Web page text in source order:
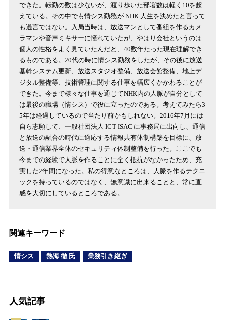
できた。転勤の数は少ないが、渡り歩いた部署数は軽く10を超
えている。その中でも情シス勤務が NHK 人生を決めたと言って
も過言ではない。入局当時は、放送マンとして番組を作るカメ
ラマンや音声ミキサーに憧れていたが、やはり会社というのは
個人の性格をよく見ていたんだと、40数年たった現在理解でき
るものである。20代の時に情シス勤務をしたが、その後に放送
基幹システム更新、放送スタジオ整備、放送会館整備、地上デ
ジタル整備等、技術管理に関する仕事を幅広くかかわることが
できた。今まで様々な仕事を通じてNHK内の人脈が自分として
は最後の職場（情シス）で役に立ったのである。考えてみたら3
5年は経過しているので当たり前かもしれない。2016年7月には
自ら志願して、一般社団法人 ICT-ISAC に事務局に出向し、通信
と放送の融合の時代に適応する情報共有体制構築を目標に、放
送・通信業界全体のセキュリティ体制整備を行った。ここでも
今までの経験で人脈を作ることに全く抵抗がなかったため、充
実した2年間になった。私の得意なところは、人脈を作るテクニ
ックを持っているのではなく、無意識に出来ることと、常に直
感を大切にしているところである。
関連キーワード
情シス 熱海 徹 氏 業務引き継ぎ
人気記事